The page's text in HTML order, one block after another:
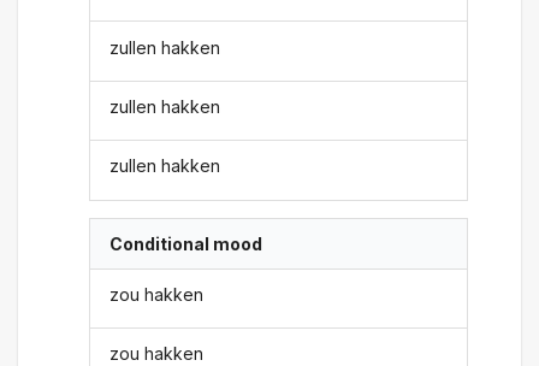
zullen hakken
zullen hakken
zullen hakken
Conditional mood
zou hakken
zou hakken